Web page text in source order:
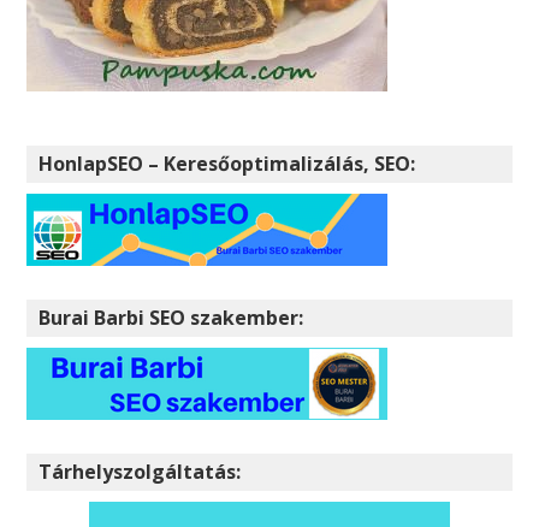
HonlapSEO – Keresőoptimalizálás, SEO:
Burai Barbi SEO szakember:
Tárhelyszolgáltatás: